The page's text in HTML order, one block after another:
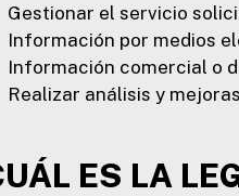
Gestionar el servicio
Información por medios
Información comercial o
Realizar análisis y
ES LA